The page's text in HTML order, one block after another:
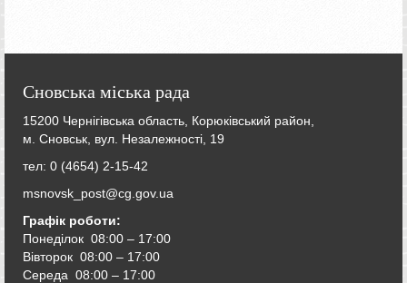
Сновська міська рада
15200 Чернігівська область, Корюківський район,
м. Сновськ, вул. Незалежності, 19
тел: 0 (4654) 2-15-42
msnovsk_post@cg.gov.ua
Графік роботи:
Понеділок 08:00 – 17:00
Вівторок 08:00 – 17:00
Середа 08:00 – 17:00